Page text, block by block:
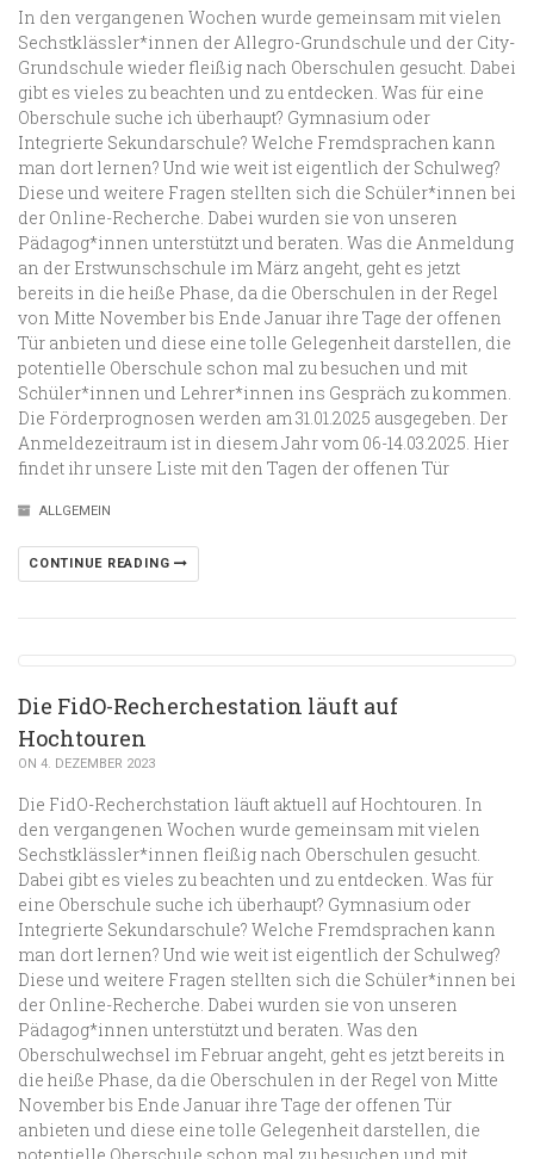
In den vergangenen Wochen wurde gemeinsam mit vielen
Sechstklässler*innen der Allegro-Grundschule und der City-
Grundschule wieder fleißig nach Oberschulen gesucht. Dabei
gibt es vieles zu beachten und zu entdecken. Was für eine
Oberschule suche ich überhaupt? Gymnasium oder
Integrierte Sekundarschule? Welche Fremdsprachen kann
man dort lernen? Und wie weit ist eigentlich der Schulweg?
Diese und weitere Fragen stellten sich die Schüler*innen bei
der Online-Recherche. Dabei wurden sie von unseren
Pädagog*innen unterstützt und beraten. Was die Anmeldung
an der Erstwunschschule im März angeht, geht es jetzt
bereits in die heiße Phase, da die Oberschulen in der Regel
von Mitte November bis Ende Januar ihre Tage der offenen
Tür anbieten und diese eine tolle Gelegenheit darstellen, die
potentielle Oberschule schon mal zu besuchen und mit
Schüler*innen und Lehrer*innen ins Gespräch zu kommen.
Die Förderprognosen werden am 31.01.2025 ausgegeben. Der
Anmeldezeitraum ist in diesem Jahr vom 06-14.03.2025. Hier
findet ihr unsere Liste mit den Tagen der offenen Tür
ALLGEMEIN
CONTINUE READING
Die FidO-Recherchestation läuft auf
Hochtouren
ON 4. DEZEMBER 2023
Die FidO-Recherchstation läuft aktuell auf Hochtouren. In
den vergangenen Wochen wurde gemeinsam mit vielen
Sechstklässler*innen fleißig nach Oberschulen gesucht.
Dabei gibt es vieles zu beachten und zu entdecken. Was für
eine Oberschule suche ich überhaupt? Gymnasium oder
Integrierte Sekundarschule? Welche Fremdsprachen kann
man dort lernen? Und wie weit ist eigentlich der Schulweg?
Diese und weitere Fragen stellten sich die Schüler*innen bei
der Online-Recherche. Dabei wurden sie von unseren
Pädagog*innen unterstützt und beraten. Was den
Oberschulwechsel im Februar angeht, geht es jetzt bereits in
die heiße Phase, da die Oberschulen in der Regel von Mitte
November bis Ende Januar ihre Tage der offenen Tür
anbieten und diese eine tolle Gelegenheit darstellen, die